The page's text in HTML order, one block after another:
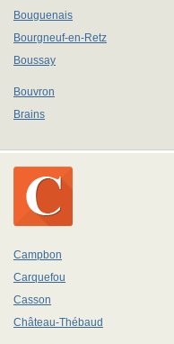
Bouguenais
Bourgneuf-en-Retz
Boussay
Bouvron
Brains
Campbon
Carquefou
Casson
Château-Thébaud